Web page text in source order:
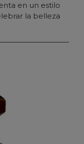
en un estilo
la belleza